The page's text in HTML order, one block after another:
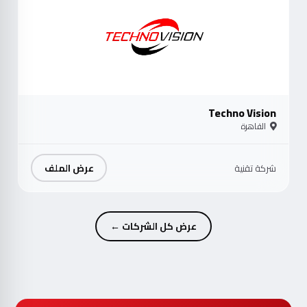
Techno Vision
القاهرة
شركة تقنية عرض الملف
عرض كل الشركات ←